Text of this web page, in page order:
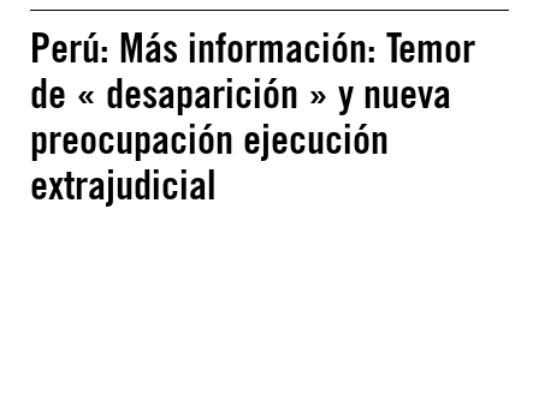
Perú: Más información: Temor
de « desaparición » y nueva
preocupación ejecución
extrajudicial